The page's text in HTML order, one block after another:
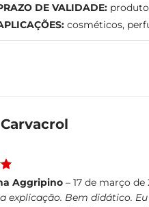
DE VALIDADE:produto
cosméticos,
Carvacrol
5 Aggripino– 17 de março de
explicação. Bem didático.